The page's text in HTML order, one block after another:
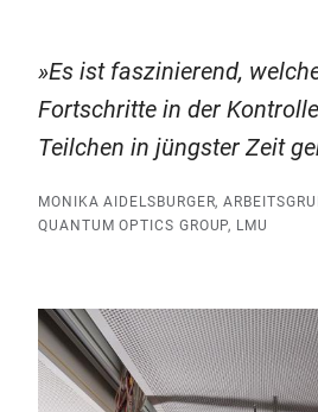
Es ist faszinierend,
Fortschritte in der
Teilchen in jüngster Zeit
MONIKA AIDELSBURGER,
QUANTUM OPTICS GROUP, LMU